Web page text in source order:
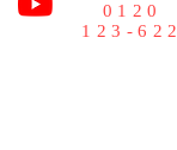
0120
123-622